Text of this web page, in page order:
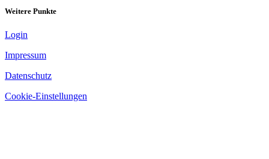
Weitere Punkte
Login
Impressum
Datenschutz
Cookie-Einstellungen